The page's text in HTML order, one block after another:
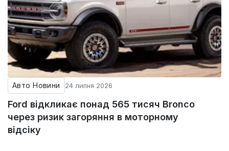
Авто Новини 24 липня 2026
Ford відкликає понад 565 тисяч Bronco
через ризик загоряння в моторному
відсіку